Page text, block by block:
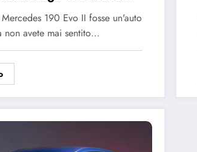
190 Evo II fosse un'auto
non avete mai sentito…